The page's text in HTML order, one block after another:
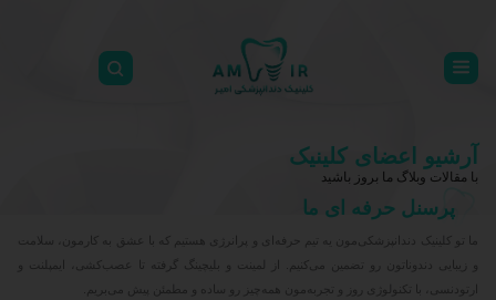
آرشیو اعضای کلینیک
با مقالات وبلاگ ما بروز باشید
پرسنل حرفه ای ما
ما تو کلینیک دندانپزشکی‌مون یه تیم حرفه‌ای و پرانرژی هستیم که با عشق به کارمون، سلامت
و زیبایی دندوناتون رو تضمین می‌کنیم. از لمینت و بلیچینگ گرفته تا عصب‌کشی، ایمپلنت و
ارتودنسی، با تکنولوژی روز و تجربه‌مون همه‌چیز رو ساده و مطمئن پیش می‌بریم.